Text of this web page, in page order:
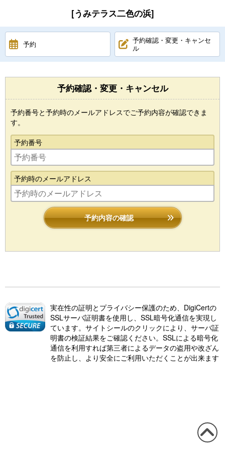
[うみテラス二色の浜]
予約
予約確認・変更・キャンセ
ル
予約確認・変更・キャンセル
予約番号と予約時のメールアドレスでご予約内容が確認できま
す。
予約番号
予約時のメールアドレス
予約内容の確認
実在性の証明とプライバシー保護のため、DigiCertの
SSLサーバ証明書を使用し、SSL暗号化通信を実現し
ています。サイトシールのクリックにより、サーバ証
明書の検証結果をご確認ください。SSLによる暗号化
通信を利用すれば第三者によるデータの盗用や改ざん
を防止し、より安全にご利用いただくことが出来ます